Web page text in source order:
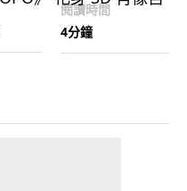
閱讀時間
4分鐘